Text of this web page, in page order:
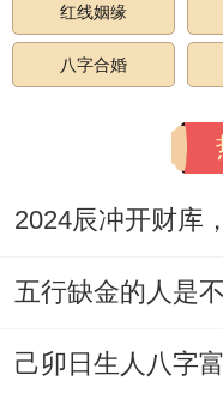
吉？此日冲虎煞
2026年01月28日,
年己丑月壬寅日
二神为除日，金
新;寓意搬迁能带
乙巳年己丑月乙
红线姻缘
八字合婚